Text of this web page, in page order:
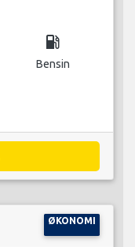
local_gas_station
Bensin
ØKONOMI